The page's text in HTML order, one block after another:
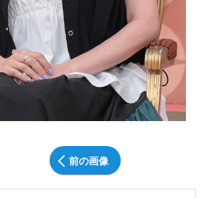
前の画像